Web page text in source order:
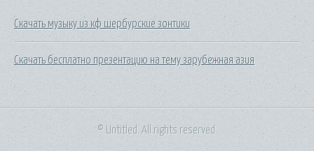
Скачать музыку из кф шербурские зонтики
Скачать бесплатно презентацию на тему зарубежная азия
© Untitled. All rights reserved.